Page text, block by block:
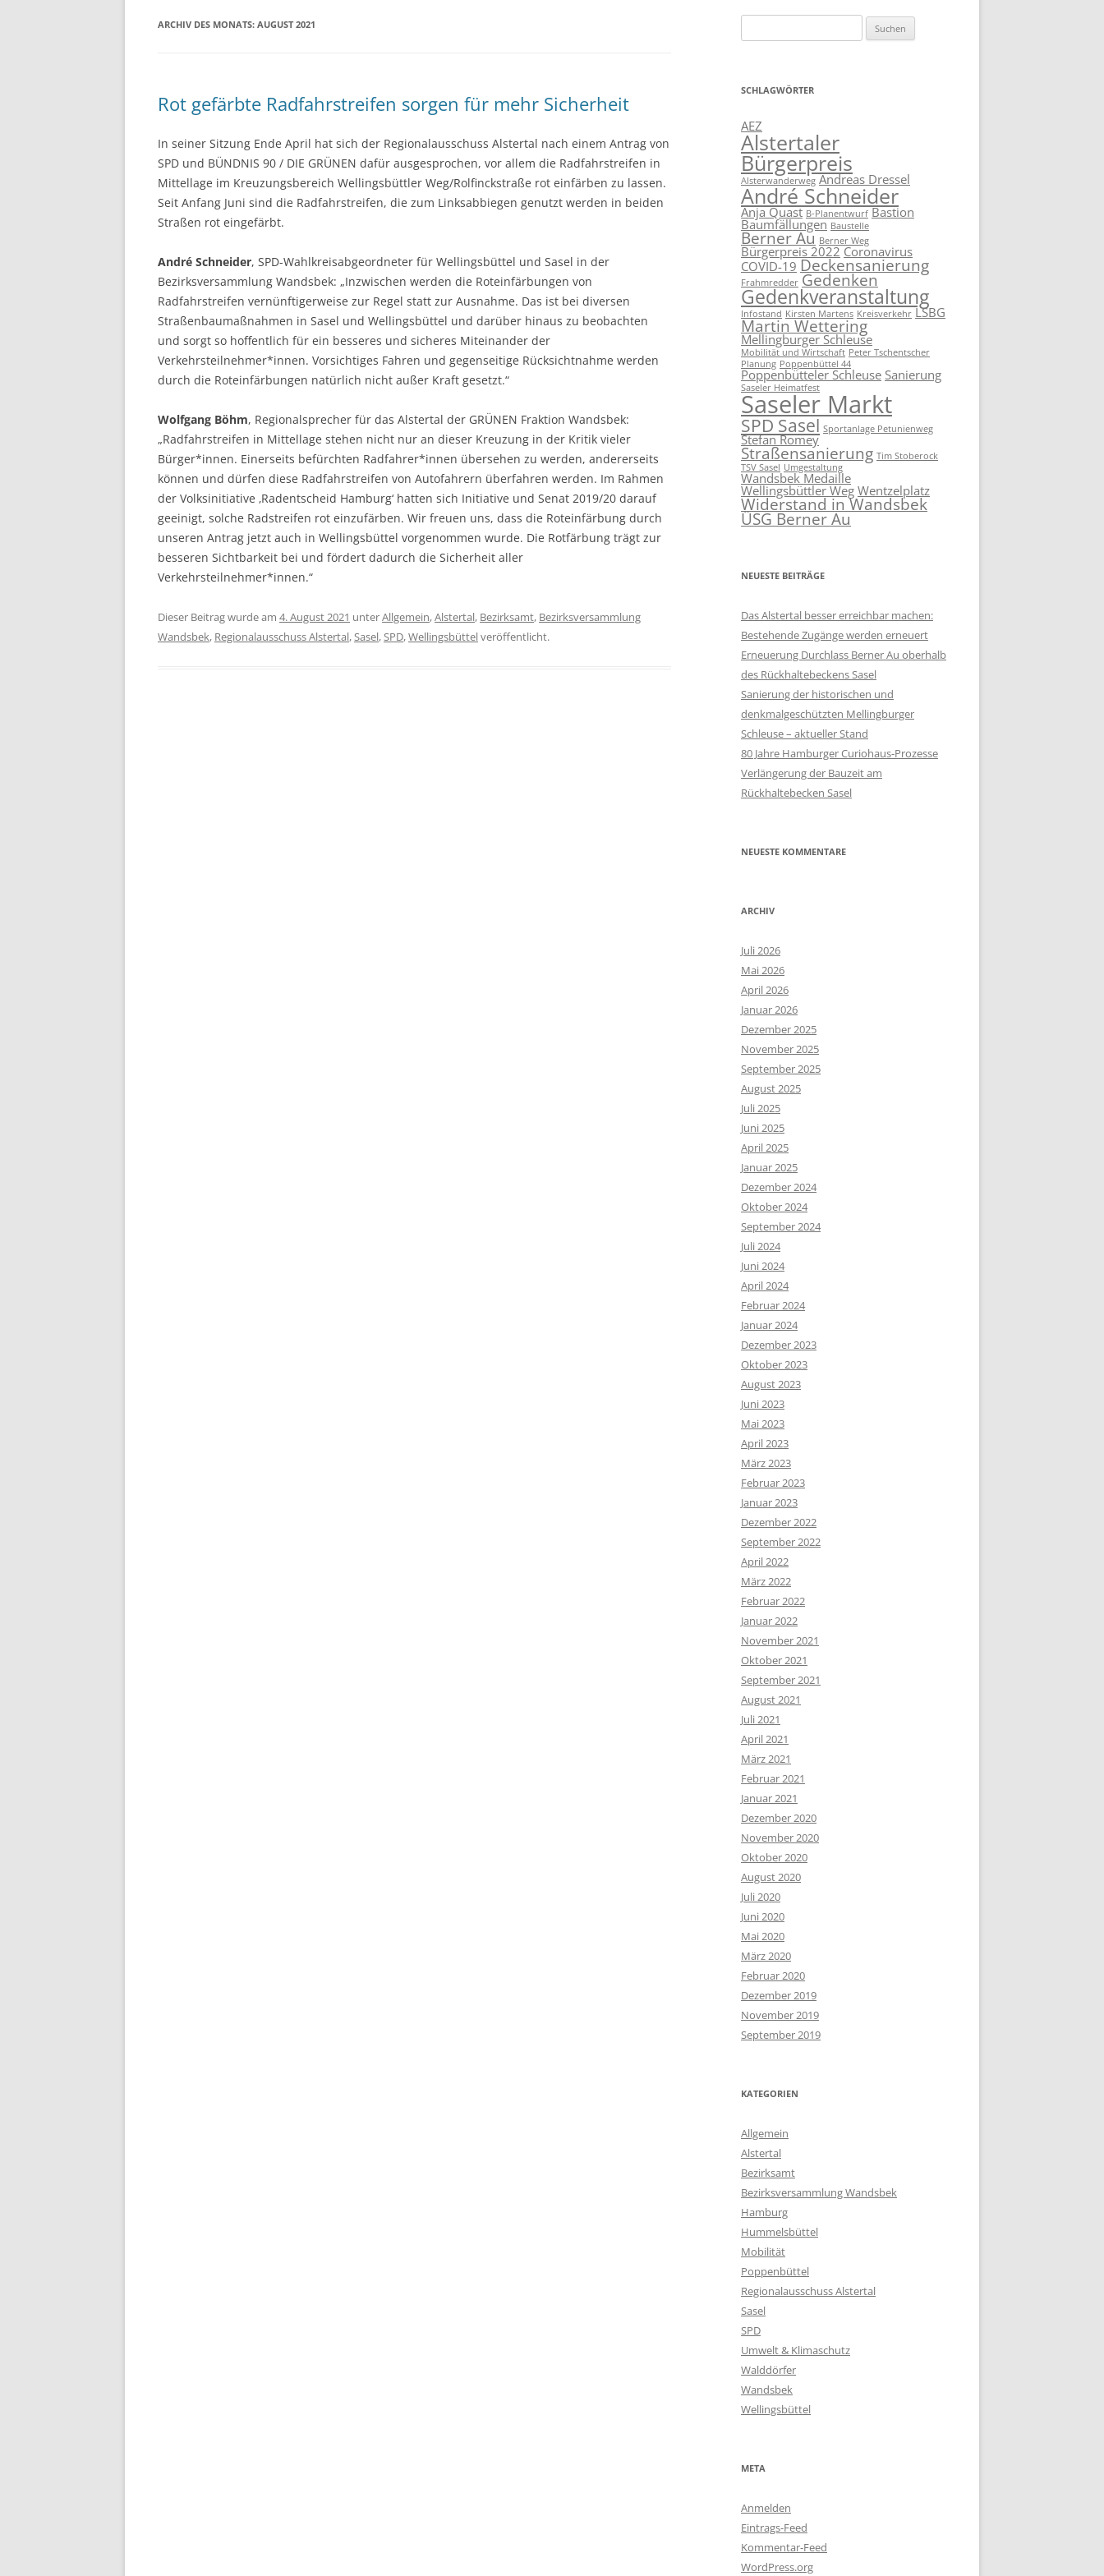
ARCHIV DES MONATS: AUGUST 2021
Rot gefärbte Radfahrstreifen sorgen für mehr Sicherheit
In seiner Sitzung Ende April hat sich der Regionalausschuss Alstertal nach einem Antrag von
SPD und BÜNDNIS 90 / DIE GRÜNEN dafür ausgesprochen, vor allem die Radfahrstreifen in
Mittellage im Kreuzungsbereich Wellingsbüttler Weg/Rolfinckstraße rot einfärben zu lassen.
Seit Anfang Juni sind die Radfahrstreifen, die zum Linksabbiegen genutzt werden in beiden
Straßen rot eingefärbt.
André Schneider, SPD-Wahlkreisabgeordneter für Wellingsbüttel und Sasel in der
Bezirksversammlung Wandsbek: „Inzwischen werden die Roteinfärbungen von
Radfahrstreifen vernünftigerweise zur Regel statt zur Ausnahme. Das ist bei diversen
Straßenbaumaßnahmen in Sasel und Wellingsbüttel und darüber hinaus zu beobachten
und sorgt so hoffentlich für ein besseres und sicheres Miteinander der
Verkehrsteilnehmer*innen. Vorsichtiges Fahren und gegenseitige Rücksichtnahme werden
durch die Roteinfärbungen natürlich nicht außer Kraft gesetzt.“
Wolfgang Böhm, Regionalsprecher für das Alstertal der GRÜNEN Fraktion Wandsbek:
„Radfahrstreifen in Mittellage stehen nicht nur an dieser Kreuzung in der Kritik vieler
Bürger*innen. Einerseits befürchten Radfahrer*innen übersehen zu werden, andererseits
können und dürfen diese Radfahrstreifen von Autofahrern überfahren werden. Im Rahmen
der Volksinitiative ‚Radentscheid Hamburg‘ hatten sich Initiative und Senat 2019/20 darauf
geeinigt, solche Radstreifen rot einzufärben. Wir freuen uns, dass die Roteinfärbung durch
unseren Antrag jetzt auch in Wellingsbüttel vorgenommen wurde. Die Rotfärbung trägt zur
besseren Sichtbarkeit bei und fördert dadurch die Sicherheit aller
Verkehrsteilnehmer*innen.“
Dieser Beitrag wurde am 4. August 2021 unterAllgemein,Alstertal, Bezirksamt, Bezirksversammlung
Wandsbek, Regionalausschuss Alstertal,Sasel,SPD,Wellingsbüttelveröffentlicht.
nach:
SCHLAGWÖRTER
AEZ
Alstertaler
Bürgerpreis
Alsterwanderweg Andreas Dressel
André Schneider
Anja Quast B-Planentwurf Bastion
Baumfällungen Baustelle
Berner Au Berner Weg
Bürgerpreis 2022Coronavirus
COVID-19 Deckensanierung
Frahmredder Gedenken
Gedenkveranstaltung
Infostand Kirsten Martens Kreisverkehr LSBG
Martin Wettering
Mellingburger Schleuse
Mobilität und Wirtschaft Peter Tschentscher
Planung Poppenbüttel 44
Poppenbütteler Schleuse Sanierung
Saseler Heimatfest
Saseler Markt
SPD Sasel Sportanlage Petunienweg
Stefan Romey
Straßensanierung Tim Stoberock
TSV Sasel Umgestaltung
Wandsbek Medaille
Wellingsbüttler WegWentzelplatz
Widerstand in Wandsbek
ÜSG Berner Au
NEUESTE BEITRÄGE
Das Alstertal besser erreichbar machen:
Bestehende Zugänge werden erneuert
Erneuerung Durchlass Berner Au oberhalb
des Rückhalte­beckens Sasel
Sanierung der historischen und
denkmalgeschützten Mellingburger
Schleuse – aktueller Stand
80 Jahre Hamburger Curiohaus-Prozesse
Verlängerung der Bauzeit am
Rückhaltebecken Sasel
NEUESTE KOMMENTARE
ARCHIV
Juli 2026
Mai 2026
April 2026
Januar 2026
Dezember 2025
November 2025
September 2025
August 2025
Juli 2025
Juni 2025
April 2025
Januar 2025
Dezember 2024
Oktober 2024
September 2024
Juli 2024
Juni 2024
April 2024
Februar 2024
Januar 2024
Dezember 2023
Oktober 2023
August 2023
Juni 2023
Mai 2023
April 2023
März 2023
Februar 2023
Januar 2023
Dezember 2022
September 2022
April 2022
März 2022
Februar 2022
Januar 2022
November 2021
Oktober 2021
September 2021
August 2021
Juli 2021
April 2021
März 2021
Februar 2021
Januar 2021
Dezember 2020
November 2020
Oktober 2020
August 2020
Juli 2020
Juni 2020
Mai 2020
März 2020
Februar 2020
Dezember 2019
November 2019
September 2019
KATEGORIEN
Allgemein
Alstertal
Bezirksamt
Bezirksversammlung Wandsbek
Hamburg
Hummelsbüttel
Mobilität
Poppenbüttel
Regionalausschuss Alstertal
Sasel
SPD
Umwelt & Klimaschutz
Walddörfer
Wandsbek
Wellingsbüttel
META
Anmelden
Eintrags-Feed
Kommentar-Feed
WordPress.org